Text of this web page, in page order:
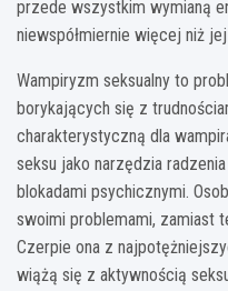
przede wszystkim wymianą
niewspółmiernie więcej niż
Wampiryzm seksualny to
borykających się z
charakterystyczną dla
seksu jako narzędzia
blokadami psychicznymi.
swoimi problemami, zamiast
Czerpie ona z
wiążą się z aktywnością